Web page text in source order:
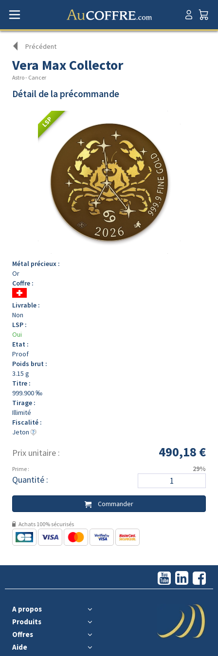
Précédent
Vera Max Collector
Astro - Cancer
Détail de la précommande
LSP
Métal précieux :
Or
Coffre :
Livrable :
Non
LSP :
Oui
Etat :
Proof
Poids brut :
3.15 g
Titre :
999.900 ‰
Tirage :
Illimité
Fiscalité :
Jeton
Prix unitaire : 490,18 €
Prime : 29%
Quantité :
Commander
Achats 100% sécurisés
A propos
Produits
Offres
Aide